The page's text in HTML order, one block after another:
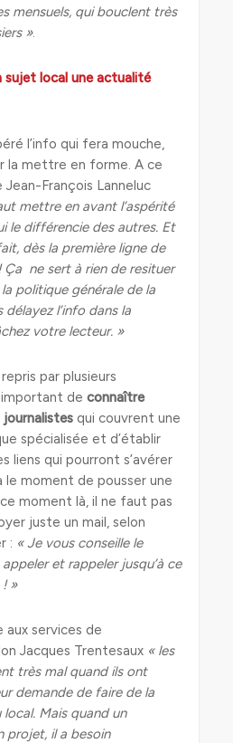
mensuels, qui bouclent très
».
sujet local une actualité
l’info qui fera mouche,
la mettre en forme. A ce
François Lanneluc
mettre en avant l’aspérité
le différencie des autres. Et
dès la première ligne de
ne sert à rien de resituer
politique générale de la
l’info dans la
votre lecteur. »
par plusieurs
important deconnaître
journalistes qui couvrent une
spécialisée et d’établir
liens qui pourront s’avérer
le moment de pousser une
moment là, il ne faut pas
juste un mail, selon
: « Je vous conseille le
et rappeler jusqu’à ce
! »
aux services de
Jacques Trentesaux « les
très mal quand ils ont
demande de faire de la
Mais quand un
projet, il a besoin